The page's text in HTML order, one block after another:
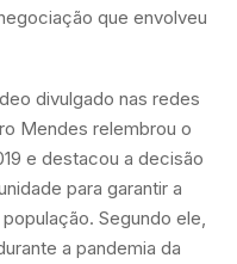
que envolveu
divulgado nas redes
Mendes relembrou o
e destacou a decisão
para garantir a
Segundo ele,
a pandemia da